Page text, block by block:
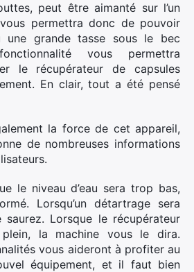
peut être aimanté sur l’un
permettra donc de pouvoir
une grande tasse sous le bec
vous permettra
le récupérateur de capsules
En clair, tout a été pensé
la force de cet appareil,
de nombreuses informations
le niveau d’eau sera trop bas,
Lorsqu’un détartrage sera
saurez. Lorsque le récupérateur
la machine vous le dira.
vous aideront à profiter au
équipement, et il faut bien